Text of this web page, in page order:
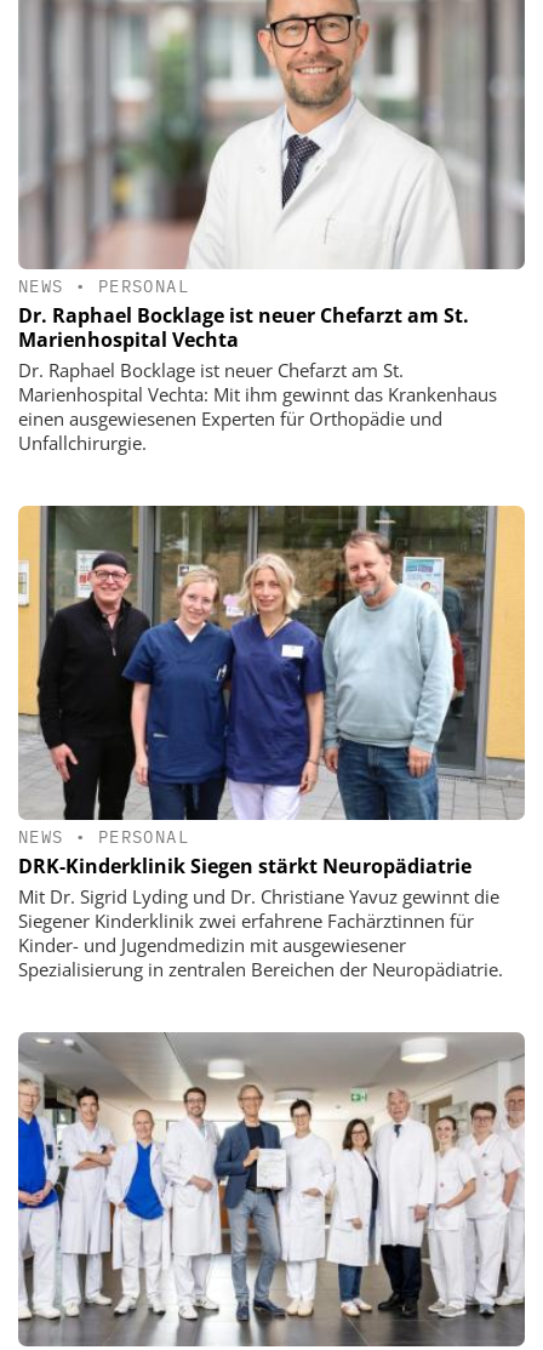
NEWS • PERSONAL
Dr. Raphael Bocklage ist neuer Chefarzt am St.
Marienhospital Vechta
Dr. Raphael Bocklage ist neuer Chefarzt am St.
Marienhospital Vechta: Mit ihm gewinnt das Krankenhaus
einen ausgewiesenen Experten für Orthopädie und
Unfallchirurgie.
NEWS • PERSONAL
DRK-Kinderklinik Siegen stärkt Neuropädiatrie
Mit Dr. Sigrid Lyding und Dr. Christiane Yavuz gewinnt die
Siegener Kinderklinik zwei erfahrene Fachärztinnen für
Kinder- und Jugendmedizin mit ausgewiesener
Spezialisierung in zentralen Bereichen der Neuropädiatrie.